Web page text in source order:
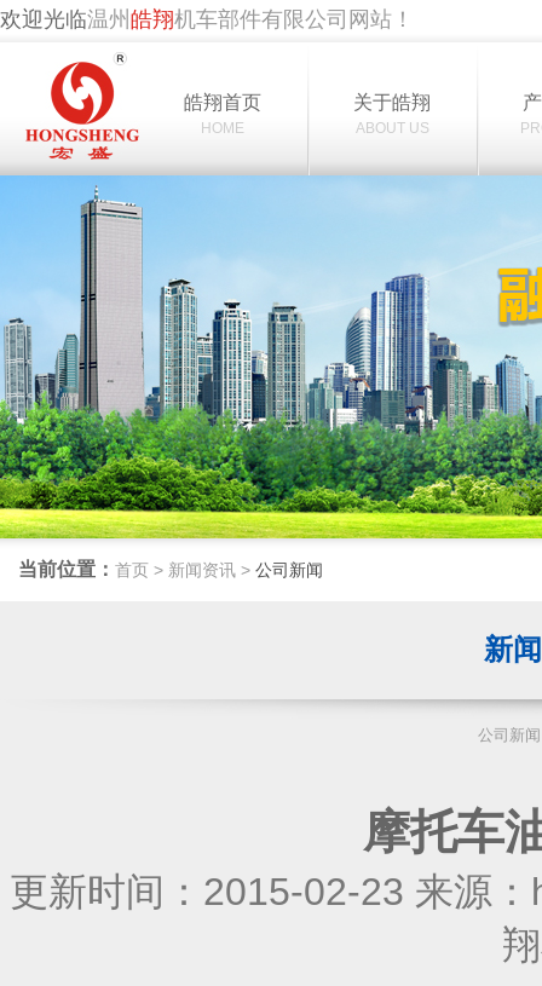
欢迎光临温州 皓翔机车部件有限公司网站！
皓翔首页
HOME
关于皓翔
ABOUT US
当前位置： 首页 > 新闻资讯 > 公司新闻
新
公司新闻
摩托车
更新时间：2015-02-23 来源